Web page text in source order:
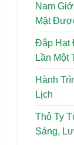
Nam
Mặt
Đắp Hạt
Lần Một
Hành
Lịch
Thỏ Ty
Sáng,